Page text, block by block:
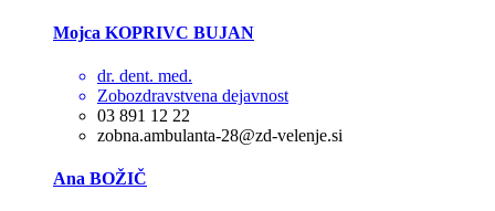
Mojca KOPRIVC BUJAN
dr. dent. med.
Zobozdravstvena dejavnost
03 891 12 22
zobna.ambulanta-28@zd-velenje.si
Ana BOŽIČ